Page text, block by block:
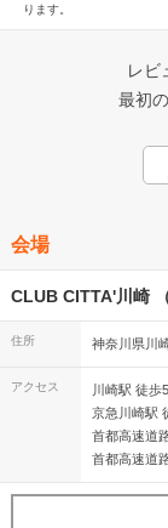
ります。
レビ
最初
会場
CLUB CITTA'川崎
住所 神奈川県川
アクセス
川崎駅 徒歩
京急川崎駅
首都高速道
首都高速道